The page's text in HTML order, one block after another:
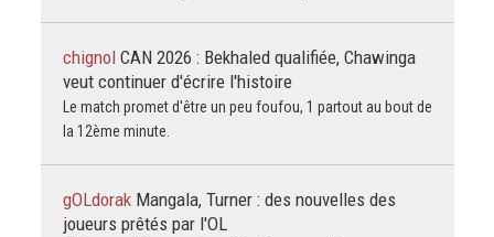
chignol CAN 2026 : Bekhaled qualifiée, Chawinga
veut continuer d'écrire l'histoire
Le match promet d'être un peu foufou, 1 partout au bout de
la 12ème minute.
gOLdorak Mangala, Turner : des nouvelles des
joueurs prêtés par l'OL